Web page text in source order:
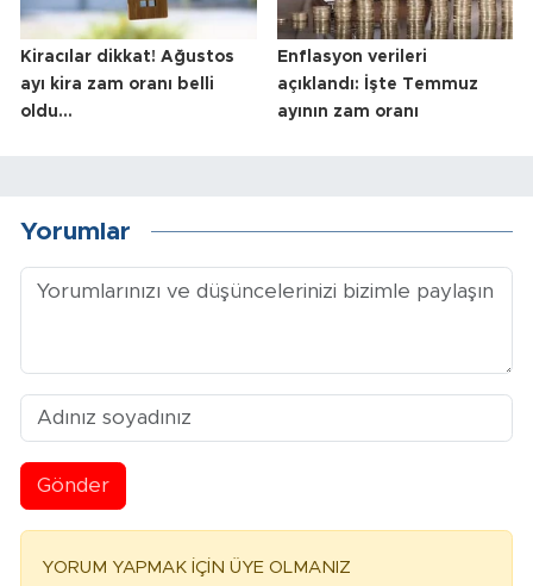
Kiracılar dikkat! Ağustos
ayı kira zam oranı belli
oldu...
Enflasyon verileri
açıklandı: İşte Temmuz
ayının zam oranı
Yorumlar
Gönder
YORUM YAPMAK İÇİN ÜYE OLMANIZ